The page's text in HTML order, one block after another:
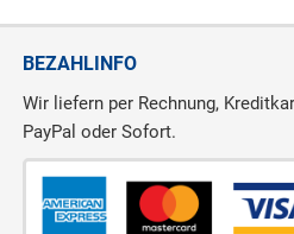
BEZAHLINFO
Wir liefern per Rechnung,
PayPal oder Sofort.